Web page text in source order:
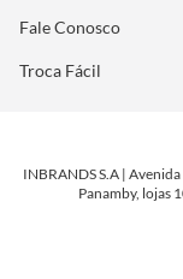
Fale Conosco
Troca Fácil
INBRANDS S.A |
Panamby, lojas